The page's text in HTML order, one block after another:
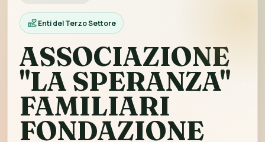
Enti del Terzo Settore
ASSOCIAZIONE
"LA SPERANZA"
FAMILIARI
FONDAZIONE